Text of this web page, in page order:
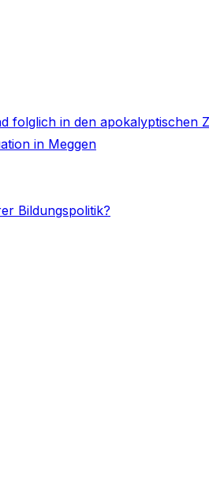
folglich in den apokalyptischen
in Meggen
Bildungspolitik?